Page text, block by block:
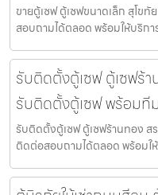
ขายตู้เซฟ ตู้เซฟขนาดเล็ก สุโข
สอบถามได้ตลอด พร้อมให้บริกา
รับติดตั้งตู้เซฟ ตู้เซฟร้
รับติดตั้งตู้เซฟ พร้อมที
รับติดตั้งตู้เซฟ ตู้เซฟร้านทอง ส
ติดต่อสอบถามได้ตลอด พร้อมใ